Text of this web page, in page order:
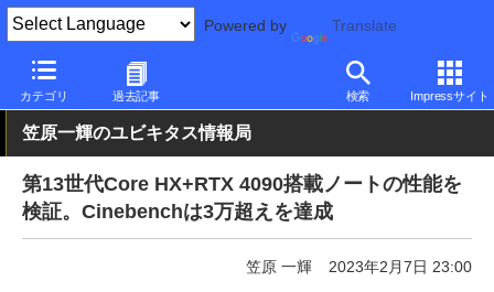
Powered by Translate
カテゴリ 過去記事 検索 Impressサイト
PC Watch 半導体/周辺機器
笠原一輝のユビキタス情報局
第13世代Core HX+RTX 4090搭載ノートの性能を
検証。Cinebenchは3万超えを達成
笠原 一輝 2023年2月7日 23:00